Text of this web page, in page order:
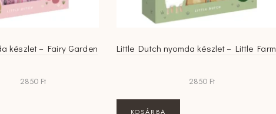
készlet – Fairy Garden
2850 Ft
Little Dutch nyomda készlet – Little Farm
2850 Ft
KOSÁRBA